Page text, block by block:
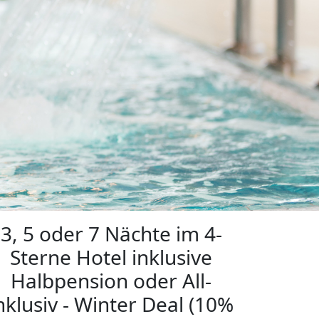
3, 5 oder 7 Nächte im 4-
Sterne Hotel inklusive
Halbpension oder All-
- Winter Deal (10%